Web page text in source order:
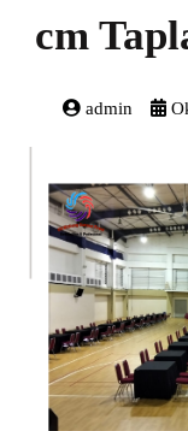
cm
admin